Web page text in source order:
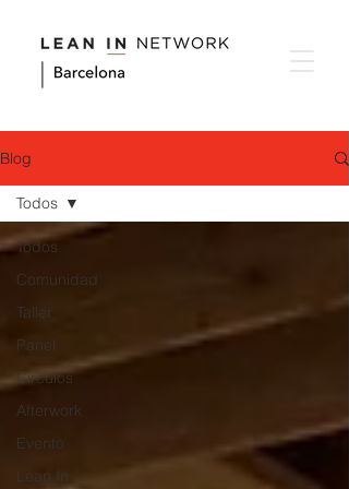
Blog
Todos
Comunidad
Taller
Panel
Circulos
Afterwork
Evento
Lean In
Todos